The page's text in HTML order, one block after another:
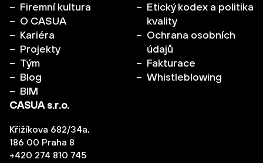
CASUA s.r.o.
Křižíkova 682/34a,
186 00 Praha 8
+420 274 810 745
Firemní kultura
O CASUA
Kariéra
Projekty
Tým
Blog
BIM
Etický kodex a politika
kvality
Ochrana osobních
údajů
Fakturace
Whistleblowing